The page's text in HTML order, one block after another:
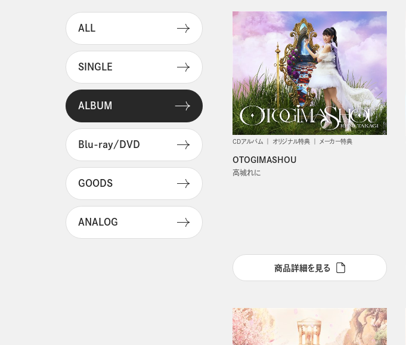
ALL
SINGLE
ALBUM
Blu-ray/DVD
GOODS
ANALOG
CDアルバム オリジナル特典 メーカー特典
OTOGIMASHOU
高城れに
商品詳細を見る